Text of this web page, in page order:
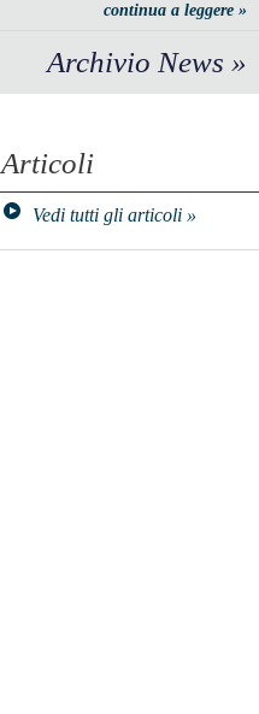
continua a leggere »
Archivio News »
Articoli
Vedi tutti gli articoli »